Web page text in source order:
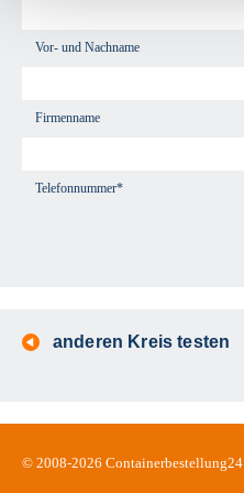
Vor- und Nachname
Firmenname
Telefonnummer*
anderen Kreis testen
© 2008-2026 Containerbestellung24